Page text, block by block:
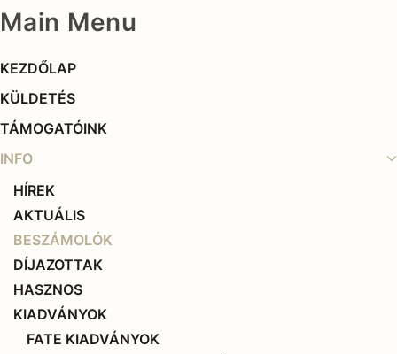
Main Menu
KEZDŐLAP
KÜLDETÉS
TÁMOGATÓINK
INFO
HÍREK
AKTUÁLIS
BESZÁMOLÓK
DÍJAZOTTAK
HASZNOS
KIADVÁNYOK
FATE KIADVÁNYOK